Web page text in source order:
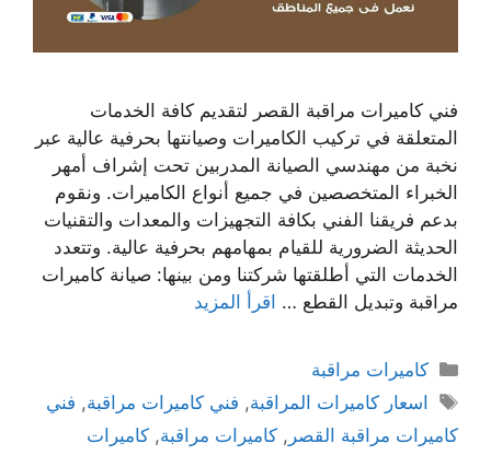
فني كاميرات مراقبة القصر لتقديم كافة الخدمات
المتعلقة في تركيب الكاميرات وصيانتها بحرفية عالية عبر
نخبة من مهندسي الصيانة المدربين تحت إشراف أمهر
الخبراء المتخصصين في جميع أنواع الكاميرات. ونقوم
بدعم فريقنا الفني بكافة التجهيزات والمعدات والتقنيات
الحديثة الضرورية للقيام بمهامهم بحرفية عالية. وتتعدد
الخدمات التي أطلقتها شركتنا ومن بينها: صيانة كاميرات
مراقبة وتبديل القطع … اقرأ المزيد
كاميرات مراقبة
اسعار كاميرات المراقبة, فني كاميرات مراقبة, فني
كاميرات مراقبة القصر , كاميرات مراقبة, كاميرات